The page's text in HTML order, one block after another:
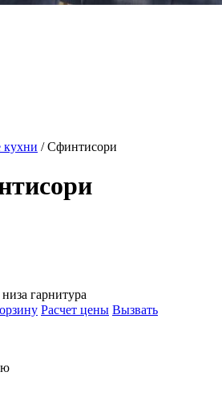
кухни / Сфинтисори
гарнитура
Расчет цены Вызвать